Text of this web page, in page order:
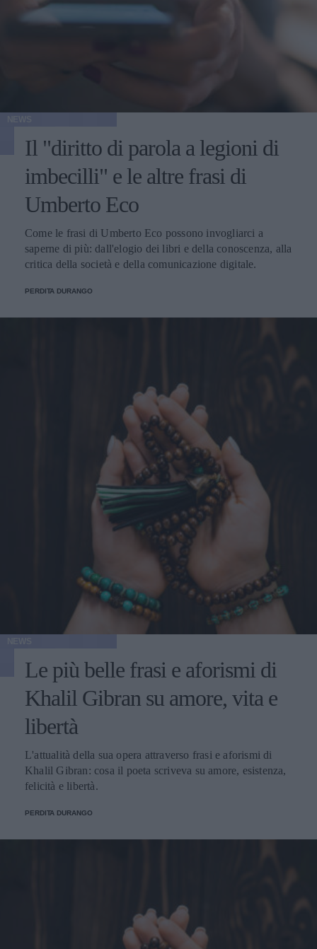
Il "diritto di parola a legioni di
imbecilli" e le altre frasi di
Umberto Eco
Come le frasi di Umberto Eco possono invogliarci a
saperne di più: dall'elogio dei libri e della conoscenza, alla
critica della società e della comunicazione digitale.
PERDITA DURANGO
Le più belle frasi e aforismi di
Khalil Gibran su amore, vita e
libertà
L'attualità della sua opera attraverso frasi e aforismi di
Khalil Gibran: cosa il poeta scriveva su amore, esistenza,
felicità e libertà.
PERDITA DURANGO